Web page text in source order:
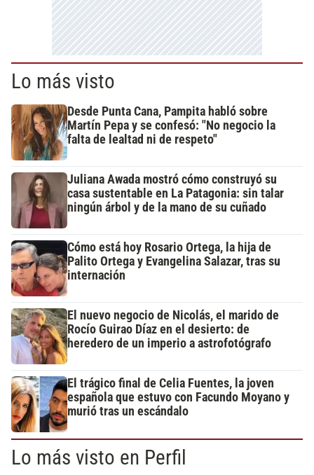
Lo más visto
Desde Punta Cana, Pampita habló sobre
Martín Pepa y se confesó: "No negocio la
falta de lealtad ni de respeto"
Juliana Awada mostró cómo construyó su
casa sustentable en La Patagonia: sin talar
ningún árbol y de la mano de su cuñado
Cómo está hoy Rosario Ortega, la hija de
Palito Ortega y Evangelina Salazar, tras su
internación
El nuevo negocio de Nicolás, el marido de
Rocío Guirao Díaz en el desierto: de
heredero de un imperio a astrofotógrafo
El trágico final de Celia Fuentes, la joven
española que estuvo con Facundo Moyano y
murió tras un escándalo
Lo más visto en Perfil